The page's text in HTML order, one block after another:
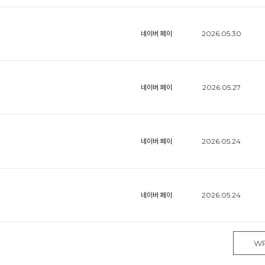
네이버 페이 2026.05.30
네이버 페이 2026.05.27
네이버 페이 2026.05.24
네이버 페이 2026.05.24